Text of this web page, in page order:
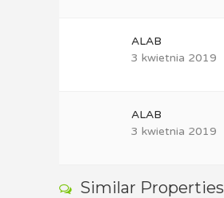
ALAB
3 kwietnia 2019
ALAB
3 kwietnia 2019
Similar Properties